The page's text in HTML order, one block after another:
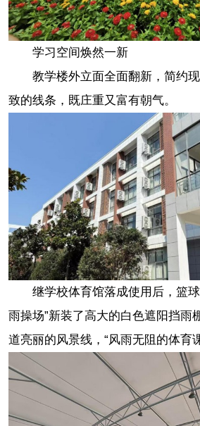
学习空间焕然一新
教学楼外立面全面翻新，简约
致的线条，既庄重又富有朝气。
继学校体育馆落成使用后，篮
雨操场”新装了高大的白色遮阳挡雨
道亮丽的风景线，“风雨无阻的体育